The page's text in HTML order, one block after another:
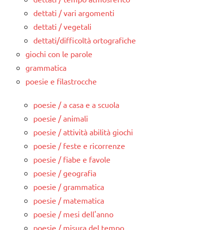
dettati / vari argomenti
dettati / vegetali
dettati/difficoltà ortografiche
giochi con le parole
grammatica
poesie e filastrocche
poesie / a casa e a scuola
poesie / animali
poesie / attività abilità giochi
poesie / feste e ricorrenze
poesie / fiabe e favole
poesie / geografia
poesie / grammatica
poesie / matematica
poesie / mesi dell'anno
poesie / misura del tempo